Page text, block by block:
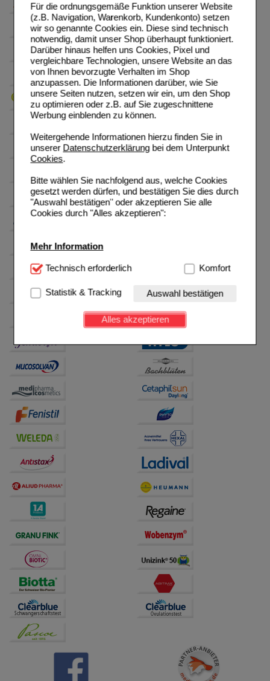
Für die ordnungsgemäße Funktion unserer Website
(z.B. Navigation, Warenkorb, Kundenkonto) setzen
wir so genannte Cookies ein. Diese sind technisch
notwendig, damit unser Shop überhaupt funktioniert.
Darüber hinaus helfen uns Cookies, Pixel und
vergleichbare Technologien, unsere Website an das
von Ihnen bevorzugte Verhalten im Shop
anzupassen. Die Informationen darüber, wie Sie
unsere Seiten nutzen, setzen wir ein, um den Shop
zu optimieren oder z.B. auf Sie zugeschnittene
Werbung einblenden zu können.
Weitergehende Informationen hierzu finden Sie in
unserer Datenschutzerklärungbei dem Unterpunkt
Cookies.
Bitte wählen Sie nachfolgend aus, welche Cookies
gesetzt werden dürfen, und bestätigen Sie dies durch
"Auswahl bestätigen" oder akzeptieren Sie alle
Cookies durch "Alles akzeptieren":
Mehr Information
Technisch Notwendig:Hierbei handelt es sich um
Website notwendig sind (z.B. Navigation, Warenkorb,
Kundenkonto), weshalb auf diese nicht verzichtet
werden kann.
Einkaufserlebnis noch ansprechender zu gestalten,
Besuchers oder unsere Seite an bevorzugte
Verhaltensweisen (z.B. Spracheinstellung)
anzupassen. Komfort-Cookies ermöglichen es uns
auch auf Ihre Bedürfnisse zugeschrittene Inhalte
anzuzeigen und unser Partnerprogramm zu
betreiben.
Statistik & Tracking:
Hierüber lassen sich
Informationen über die Art und Weise der Nutzung
unserer Website sammeln, mit deren Hilfe wir unsere
auf unserer Website aber auch die Werbung auf
Drittseiten möglichst relevant für Sie zu gestalten.
Bitte beachten Sie, dass Daten hierfür teilweise an
Dritte wie z.B. Google oder soziale Medien
Technisch erforderlich Komfort
Statistik & Tracking Auswahl bestätigen
Alles akzeptieren